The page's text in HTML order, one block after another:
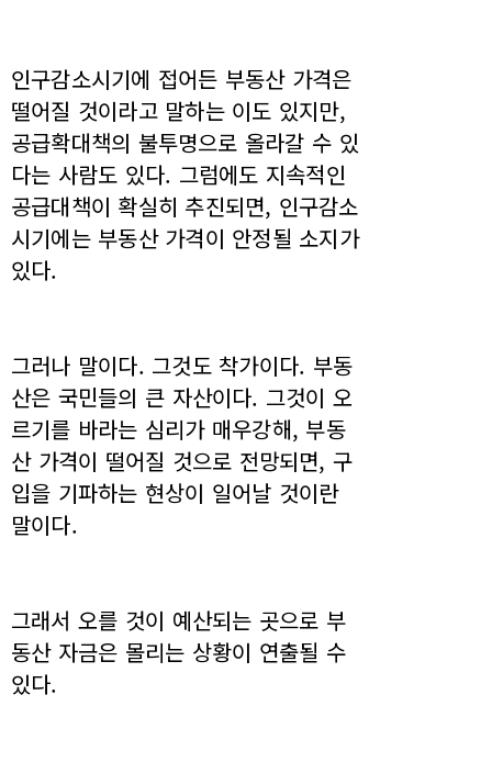
인구감소시기에 접어든 부동산 가격은
떨어질 것이라고 말하는 이도 있지만,
공급확대책의 불투명으로 올라갈 수 있
다는 사람도 있다. 그럼에도 지속적인
공급대책이 확실히 추진되면, 인구감소
시기에는 부동산 가격이 안정될 소지가
있다.
그러나 말이다. 그것도 착가이다. 부동
산은 국민들의 큰 자산이다. 그것이 오
르기를 바라는 심리가 매우강해, 부동
산 가격이 떨어질 것으로 전망되면, 구
입을 기파하는 현상이 일어날 것이란
말이다.
그래서 오를 것이 예산되는 곳으로 부
동산 자금은 몰리는 상황이 연출될 수
있다.